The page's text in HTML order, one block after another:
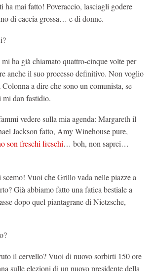
ha mai fatto! Poveraccio, lasciagli godere
di caccia grossa… e di donne.
ha già chiamato quattro-cinque volte per
anche il suo processo definitivo. Non voglio
a dire che sono un comunista, se
mi dan fastidio.
vedere sulla mia agenda: Margareth il
Jackson fatto, Amy Winehouse pure,
son freschi freschi… boh, non saprei…
scemo! Vuoi che Grillo vada nelle piazze a
Già abbiamo fatto una fatica bestiale a
dopo quel piantagrane di Nietzsche,
il cervello? Vuoi di nuovo sorbirti 150 ore
sulle elezioni di un nuovo presidente della